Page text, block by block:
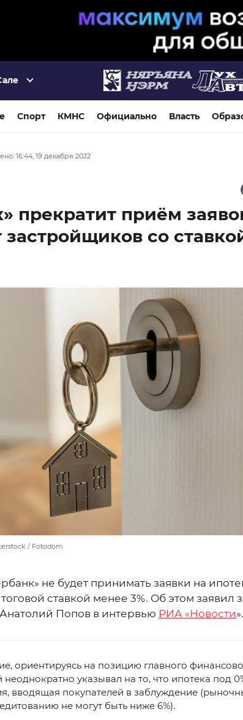
Спорт КМНС Официально Власть
16:44, 19 декабря 2022
прекратит приём
застройщиков со
/ Fotodom
не будет принимать заявки на
ставкой менее 3%. Об этом заявил
Попов в интервью РИА «Новости».
ориентируясь на позицию главного
неоднократно указывал на то, что ипотека под
вводящая покупателей в заблуждение
не могут быть ниже 6%).